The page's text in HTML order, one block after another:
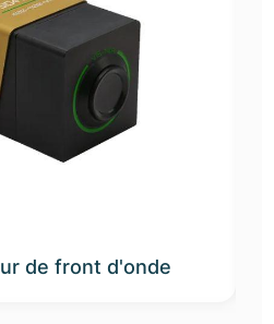
de front d'onde